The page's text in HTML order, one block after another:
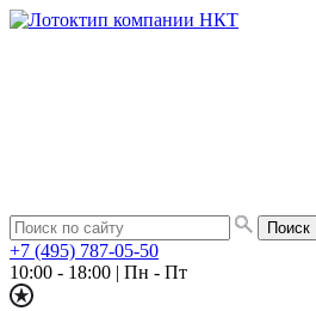
+7 (495) 787-05-50
10:00 - 18:00 | Пн - Пт